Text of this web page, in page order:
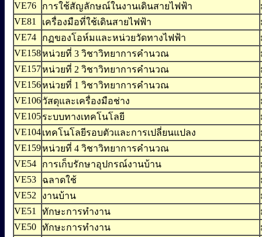
VE76
การใช้สัญลักษณ์ในงานเดินสายไฟฟ้า
VE81
เครื่องมือที่ใช้เดินสายไฟฟ้า
VE74
กฏของโอห์มและหน่วยวัดทางไฟฟ้า
VE158หน่วยที่ 3 วิชาวิทยาการคำนวณ
VE157หน่วยที่ 2 วิชาวิทยาการคำนวณ
VE156หน่วยที่ 1 วิชาวิทยาการคำนวณ
VE106วัสดุและเครื่องมือช่าง
VE105ระบบทางเทคโนโลยี
VE104เทคโนโลยีรอบตัวและการเปลี่ยนแปลง
VE159หน่วยที่ 4 วิชาวิทยาการคำนวณ
VE54
การเก็บรักษาอุปกรณ์งานบ้าน
VE53
ฉลาดใช้
VE52
งานบ้าน
VE51
ทักษะการทำงาน
VE50 ทักษะการทำงาน